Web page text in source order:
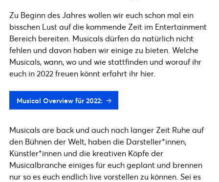
Zu Beginn des Jahres wollen wir euch schon mal ein
bisschen Lust auf die kommende Zeit im Entertainment
Bereich bereiten. Musicals dürfen da natürlich nicht
fehlen und davon haben wir einige zu bieten. Welche
Musicals, wann, wo und wie stattfinden und worauf ihr
euch in 2022 freuen könnt erfahrt ihr hier.
Musical Overview für 2022:
Musicals are back und auch nach langer Zeit Ruhe auf
den Bühnen der Welt, haben die Darsteller*innen,
Künstler*innen und die kreativen Köpfe der
Musicalbranche einiges für euch geplant und brennen
nur so es euch endlich live vorstellen zu können. Sei es